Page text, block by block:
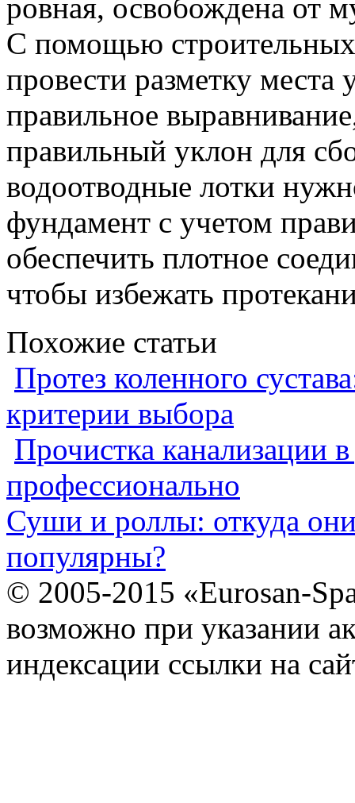
ровная, освобождена от
С помощью
провести разметку места
правильное
правильный уклон для
водоотводные лотки
фундамент с учетом
обеспечить плотное
чтобы избежать
Похожие статьи
Протез коленного
критерии выбора
Прочистка канализации
профессионально
Суши и роллы: откуда
популярны?
© 2005-2015 «Eurosan-
возможно при указании
индексации ссылки на